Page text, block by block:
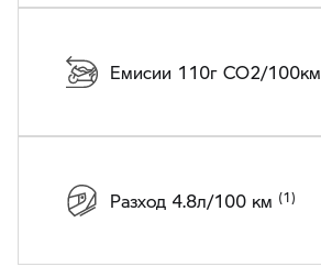
Емисии 110г CO2/100км
Разход 4.8л/100 км